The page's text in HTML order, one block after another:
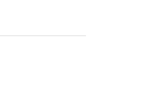
para preparar
Com um
aos